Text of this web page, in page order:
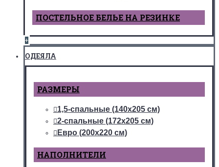
ПОСТЕЛЬНОЕ БЕЛЬЕ НА РЕЗИНКЕ
+
ОДЕЯЛА
РАЗМЕРЫ
1,5-спальные (140х205 см)
2-спальные (172х205 см)
Евро (200х220 см)
НАПОЛНИТЕЛИ